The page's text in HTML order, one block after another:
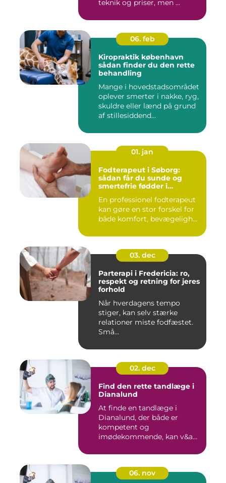
teknik og priser, men ...
06. feb
Kiropraktik københavn
sådan finder du den rette
behandling
Mange i hovedstadsområdet
oplever smerter i nakke, ryg,
skuldre eller lænd på grund
af stillesiddend...
01. jan
Fodterapeut i Søborg:
sådan får du sunde og
smertefrie fødder i
En professionel fodterapeut
kan gøre en stor forskel for
både komfort, bevægeligh...
03. dec
Parterapi i Fredericia: ro,
respekt og retning for jeres
forhold
Når hverdagens tempo
stiger, kan selv stærke
relationer miste fodfæstet.
Små...
02. dec
Find den rette tandlæge i
Dianalund
At finde en tandlæge i
Dianalund, der både er
kompetent og
imødekommende, kan v&a...
06. nov